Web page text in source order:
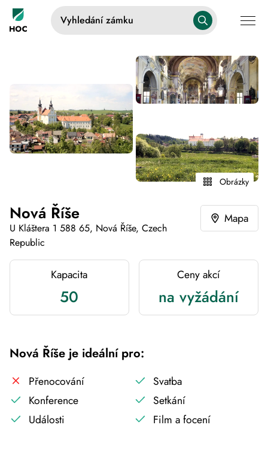
Vyhledání zámku
Obrázky
Nová Říše
U Kláštera 1 588 65, Nová Říše, Czech
Republic
Mapa
Kapacita
50
Ceny akcí
na vyžádání
Nová Říše je ideální pro:
Přenocování
Svatba
Konference
Setkání
Události
Film a focení